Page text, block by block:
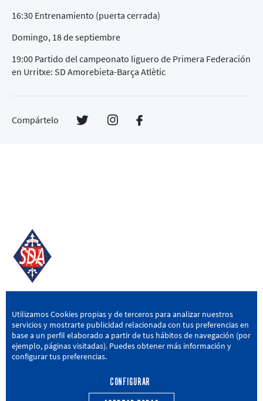
16:30 Entrenamiento (puerta cerrada)
Domingo, 18 de septiembre
19:00 Partido del campeonato liguero de Primera Federación
en Urritxe: SD Amorebieta-Barça Atlètic
Compártelo
SD AMOREBIETA
San Miguel Kalea, 16, 48340 Amorebieta, Bizkaia
946 604 751 | sda@sdamorebieta.eus
Utilizamos Cookies propias y de terceros para analizar nuestros
servicios y mostrarte publicidad relacionada con tus preferencias en
base a un perfil elaborado a partir de tus hábitos de navegación (por
ejemplo, páginas visitadas). Puedes obtener más información y
configurar tus preferencias.
CONFIGURAR